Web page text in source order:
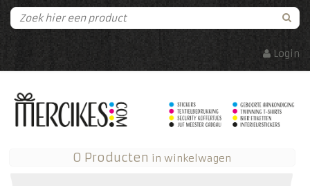
Login
0 Producten in winkelwagen